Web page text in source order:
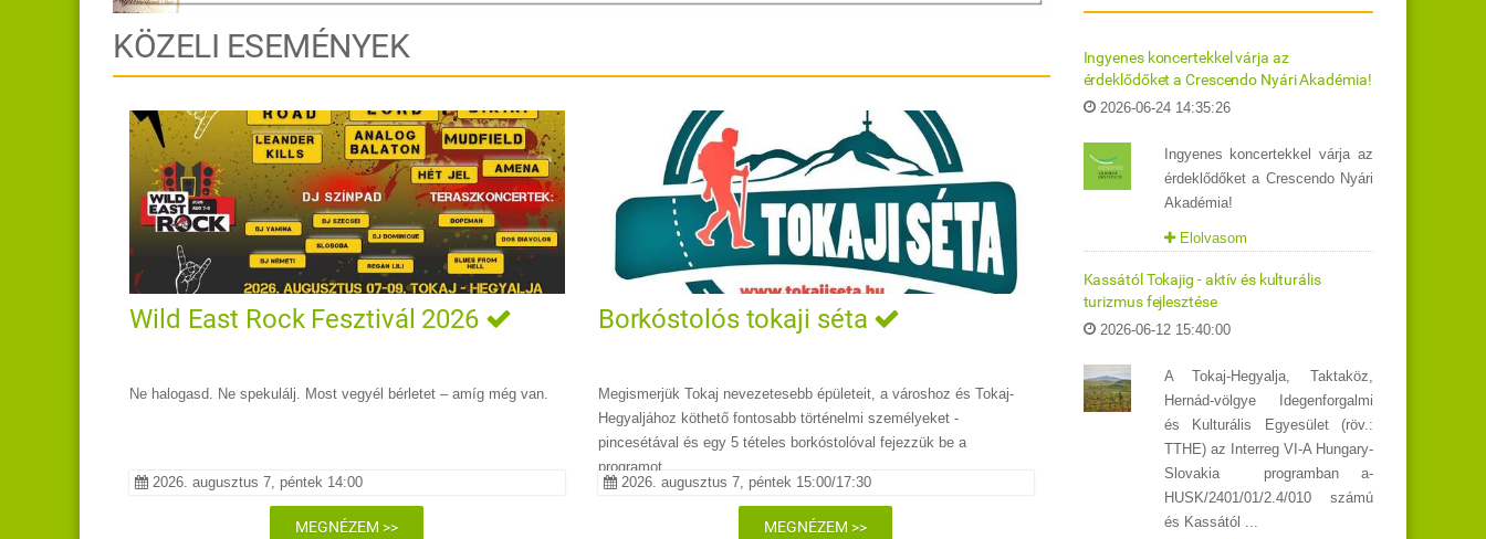
KÖZELI ESEMÉNYEK
Wild East Rock Fesztivál 2026
Ne halogasd. Ne spekulálj. Most vegyél bérletet – amíg még van.
2026. augusztus 7, péntek 14:00
MEGNÉZEM >>
Borkóstolós tokaji séta
Megismerjük Tokaj nevezetesebb épületeit, a városhoz és Tokaj-
Hegyaljához köthető fontosabb történelmi személyeket -
pincesétával és egy 5 tételes borkóstolóval fejezzük be a
programot.
2026. augusztus 7, péntek 15:00/17:30
MEGNÉZEM >>
Ingyenes koncertekkel várja az
érdeklődőket a Crescendo Nyári Akadémia!
2026-06-24 14:35:26
Ingyenes koncertekkel várja az
érdeklődőket a Crescendo Nyári
Akadémia!
Elolvasom
Kassától Tokajig - aktív és kulturális
turizmus fejlesztése
2026-06-12 15:40:00
A Tokaj-Hegyalja, Taktaköz,
Hernád-völgye Idegenforgalmi
és Kulturális Egyesület (röv.:
TTHE) az Interreg VI-A Hungary-
Slovakia programban a-
HUSK/2401/01/2.4/010 számú
és Kassától ...